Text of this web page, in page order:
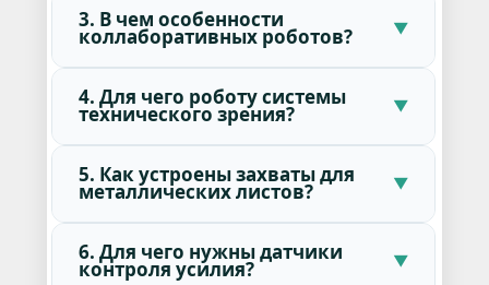
3. В чем особенности
коллаборативных роботов?
4. Для чего роботу системы
технического зрения?
5. Как устроены захваты для
металлических листов?
6. Для чего нужны датчики
контроля усилия?